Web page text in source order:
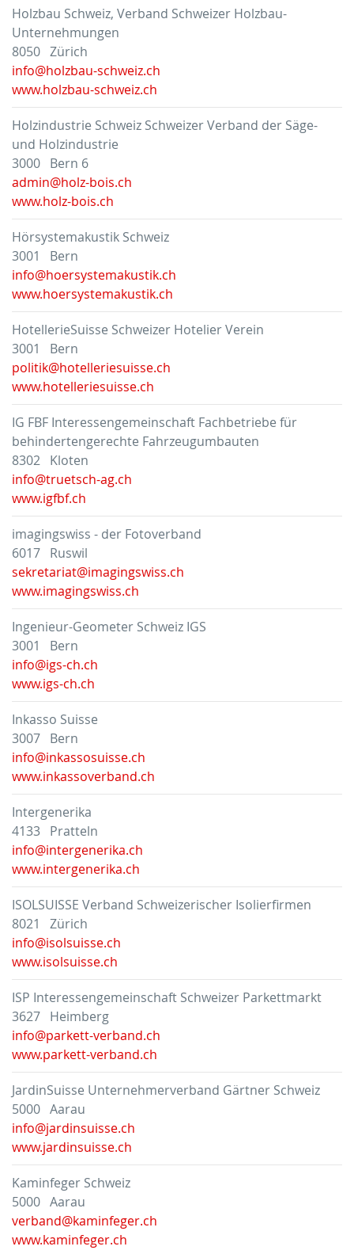
Holzbau Schweiz, Verband Schweizer Holzbau-
Unternehmungen
8050 Zürich
info@holzbau-schweiz.ch
www.holzbau-schweiz.ch
Holzindustrie Schweiz Schweizer Verband der Säge-
und Holzindustrie
3000 Bern 6
admin@holz-bois.ch
www.holz-bois.ch
Hörsystemakustik Schweiz
3001 Bern
info@hoersystemakustik.ch
www.hoersystemakustik.ch
HotellerieSuisse Schweizer Hotelier Verein
3001 Bern
politik@hotelleriesuisse.ch
www.hotelleriesuisse.ch
IG FBF Interessengemeinschaft Fachbetriebe für
behindertengerechte Fahrzeugumbauten
8302 Kloten
info@truetsch-ag.ch
www.igfbf.ch
imagingswiss - der Fotoverband
6017 Ruswil
sekretariat@imagingswiss.ch
www.imagingswiss.ch
Ingenieur-Geometer Schweiz IGS
3001 Bern
info@igs-ch.ch
www.igs-ch.ch
Inkasso Suisse
3007 Bern
info@inkassosuisse.ch
www.inkassoverband.ch
Intergenerika
4133 Pratteln
info@intergenerika.ch
www.intergenerika.ch
ISOLSUISSE Verband Schweizerischer Isolierfirmen
8021 Zürich
info@isolsuisse.ch
www.isolsuisse.ch
ISP Interessengemeinschaft Schweizer Parkettmarkt
3627 Heimberg
info@parkett-verband.ch
www.parkett-verband.ch
JardinSuisse Unternehmerverband Gärtner Schweiz
5000 Aarau
info@jardinsuisse.ch
www.jardinsuisse.ch
Kaminfeger Schweiz
5000 Aarau
verband@kaminfeger.ch
www.kaminfeger.ch